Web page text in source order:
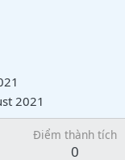
2021
Điểm thành tích
0